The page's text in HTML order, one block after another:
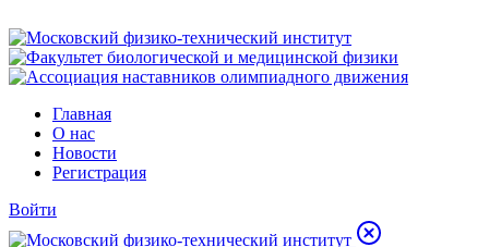
Главная
О нас
Новости
Регистрация
Войти